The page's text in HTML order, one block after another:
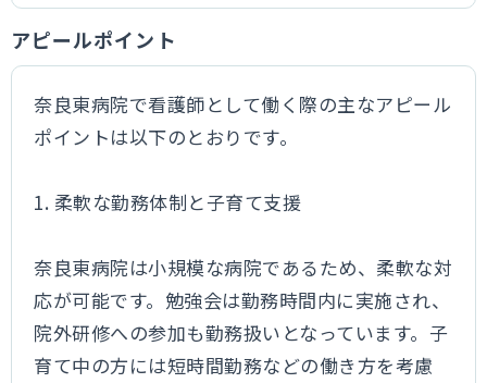
アピールポイント
奈良東病院で看護師として働く際の主なアピール
ポイントは以下のとおりです。
1. 柔軟な勤務体制と子育て支援
奈良東病院は小規模な病院であるため、柔軟な対
応が可能です。勉強会は勤務時間内に実施され、
院外研修への参加も勤務扱いとなっています。子
育て中の方には短時間勤務などの働き方を考慮